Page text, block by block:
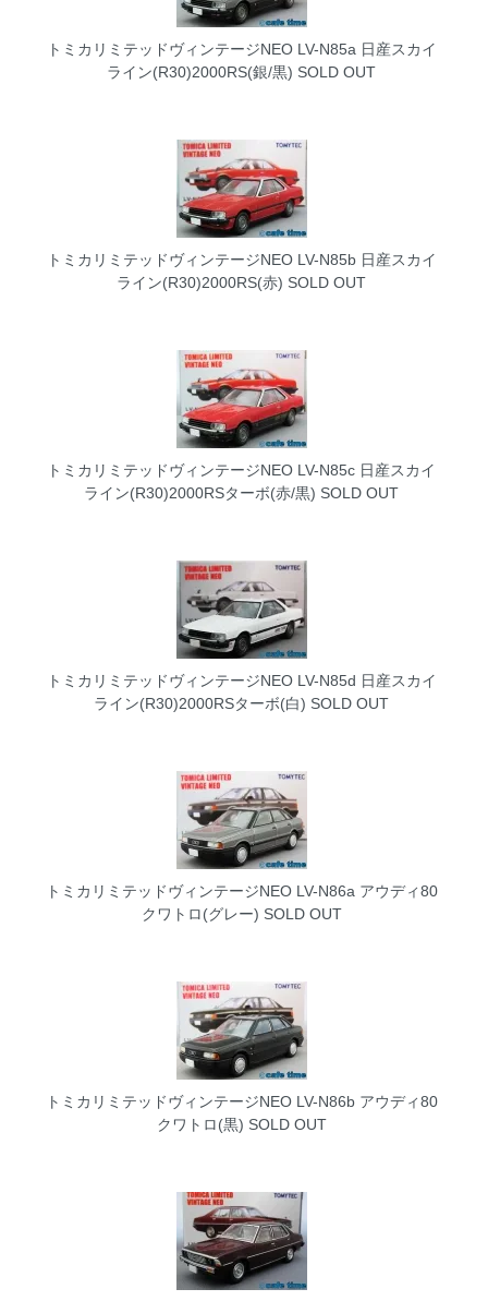
トミカリミテッドヴィンテージNEO LV-N85a 日産スカイ
ライン(R30)2000RS(銀/黒) SOLD OUT
トミカリミテッドヴィンテージNEO LV-N85b 日産スカイ
ライン(R30)2000RS(赤) SOLD OUT
トミカリミテッドヴィンテージNEO LV-N85c 日産スカイ
ライン(R30)2000RSターボ(赤/黒) SOLD OUT
トミカリミテッドヴィンテージNEO LV-N85d 日産スカイ
ライン(R30)2000RSターボ(白) SOLD OUT
トミカリミテッドヴィンテージNEO LV-N86a アウディ80
クワトロ(グレー) SOLD OUT
トミカリミテッドヴィンテージNEO LV-N86b アウディ80
クワトロ(黒) SOLD OUT